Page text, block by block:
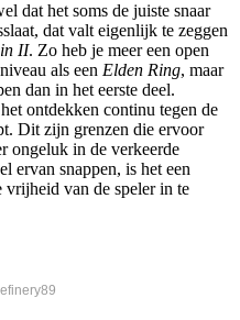
dat het soms de juiste snaar
dat valt eigenlijk te zeggen
II. Zo heb je meer een open
als een Elden Ring, maar
dan in het eerste deel.
ontdekken continu tegen de
Dit zijn grenzen die ervoor
ongeluk in de verkeerde
ervan snappen, is het een
van de speler in te